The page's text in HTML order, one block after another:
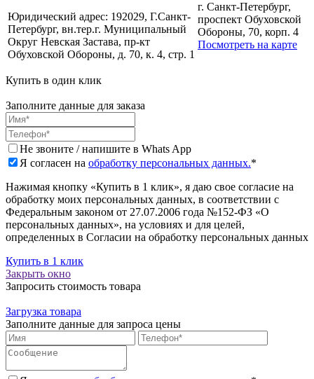
Юридический адрес: 192029, Г.Санкт-
Петербург, вн.тер.г. Муниципальный
Округ Невская Застава, пр-кт
Обуховской Обороны, д. 70, к. 4, стр. 1
г. Санкт-Петербург,
проспект Обуховской
Обороны, 70, корп. 4
Посмотреть на карте
Купить в один клик
Заполните данные для заказа
Не звоните / напишите в Whats App
Я согласен на обработку персональных данных.*
Нажимая кнопку «Купить в 1 клик», я даю свое согласие на
обработку моих персональных данных, в соответствии с
Федеральным законом от 27.07.2006 года №152-ФЗ «О
персональных данных», на условиях и для целей,
определенных в Согласии на обработку персональных данных
Купить в 1 клик
Закрыть окно
Запросить стоимость товара
Загрузка товара
Заполните данные для запроса цены